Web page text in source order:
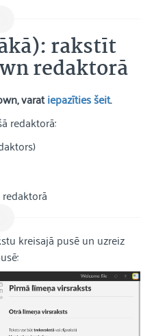
rakstīt
redaktorā
varatiepazīties šeit.
redaktorā:
kreisajā pusē un uzreiz